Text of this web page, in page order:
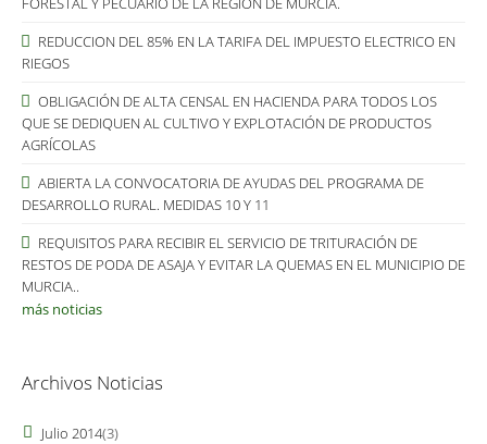
REDUCCION DEL 85% EN LA TARIFA DEL IMPUESTO ELECTRICO EN
RIEGOS
OBLIGACIÓN DE ALTA CENSAL EN HACIENDA PARA TODOS LOS
QUE SE DEDIQUEN AL CULTIVO Y EXPLOTACIÓN DE PRODUCTOS
AGRÍCOLAS
ABIERTA LA CONVOCATORIA DE AYUDAS DEL PROGRAMA DE
DESARROLLO RURAL. MEDIDAS 10 Y 11
REQUISITOS PARA RECIBIR EL SERVICIO DE TRITURACIÓN DE
RESTOS DE PODA DE ASAJA Y EVITAR LA QUEMAS EN EL MUNICIPIO DE
MURCIA..
más noticias
Archivos Noticias
Julio 2014(3)